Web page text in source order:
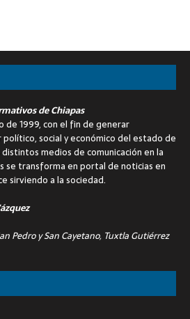
de Chiapas
1999, con el fin de generar
social y económico del estado de
medios de comunicación en la
se transforma en portal de noticias en
sirviendo a la sociedad.
Pedro y San Cayetano, Tuxtla Gutiérrez